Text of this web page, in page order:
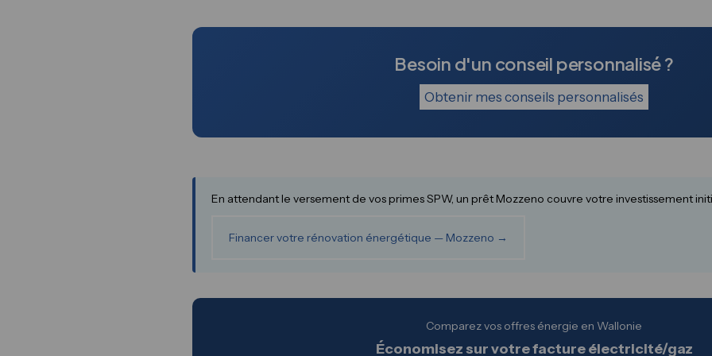
Besoin d'un conseil personnalisé ?
Obtenir mes conseils personnalisés
En attendant le versement de vos primes SPW, un prêt Mozzeno couvre votre investissement
Financer votre rénovation énergétique — Mozzeno →
Comparez vos offres énergie en Wallonie
Économisez sur votre facture électricité/gaz